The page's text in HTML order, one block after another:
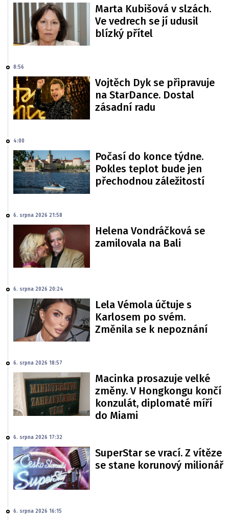
Marta Kubišová v slzách.
Ve vedrech se jí udusil
blízký přítel
8:56
Vojtěch Dyk se připravuje
na StarDance. Dostal
zásadní radu
4:00
Počasí do konce týdne.
Pokles teplot bude jen
přechodnou záležitostí
6. srpna 2026 21:58
Helena Vondráčková se
zamilovala na Bali
6. srpna 2026 20:24
Lela Vémola účtuje s
Karlosem po svém.
Změnila se k nepoznání
6. srpna 2026 18:57
Macinka prosazuje velké
změny. V Hongkongu končí
konzulát, diplomaté míří
do Miami
6. srpna 2026 17:32
SuperStar se vrací. Z vítěze
se stane korunový milionář
6. srpna 2026 16:15